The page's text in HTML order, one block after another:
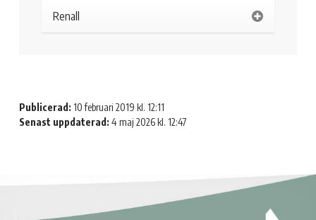
Renall
Publicerad: 10 februari 2019 kl. 12:11
Senast uppdaterad: 4 maj 2026 kl. 12:47